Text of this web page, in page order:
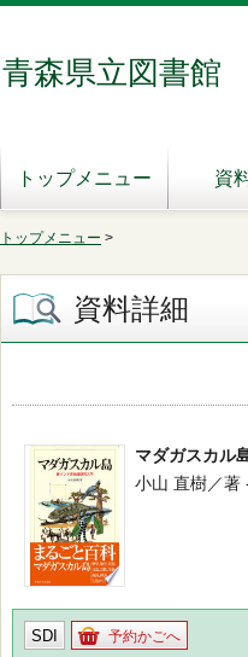
青森県立図書館
トップメニュー 資
トップメニュー >
資料詳細
マダガスカル
小山 直樹／著
SDI 予約かごへ